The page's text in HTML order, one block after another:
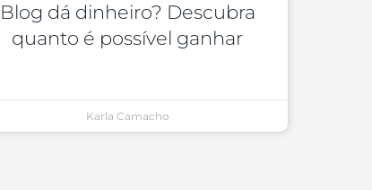
Blog dá dinheiro? Descubra
quanto é possível ganhar
Karla Camacho